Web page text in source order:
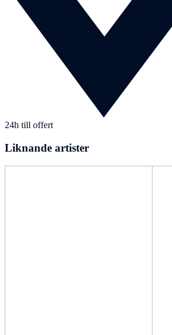
24h till offert
Liknande artister